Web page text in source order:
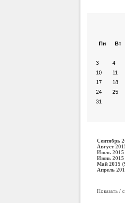
Пн
Вт
3
4
10
11
17
18
24
25
31
Сентябрь
Август
Июль 2015
Июнь 2015
Май 2015
Апрель
Показать /